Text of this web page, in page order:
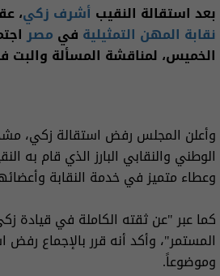
بعد استقالة النقيب أشرف زكي،
نقابة المهن التمثيلية في مصر
الخميس، لمناقشة المسألة والبت
وأعلن المجلس رفض استقالة زكي،
الوطني والنقابي البارز الذي قام به
وعطاء متميز في خدمة النقابة
كما عبر "عن ثقته الكاملة في قيادة
المستمر"، وأكد أنه قرر بالإجماع رفض
وموضوعاً.